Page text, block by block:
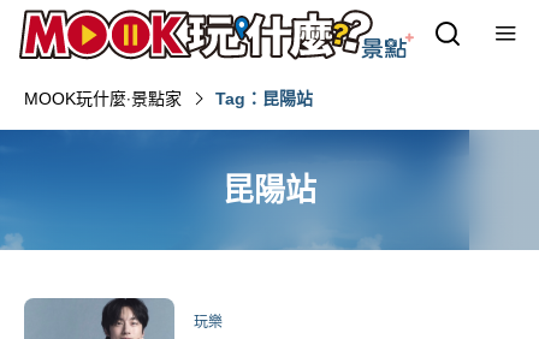
MOOK玩什麼‧景點家 Tag：昆陽站
昆陽站
玩樂